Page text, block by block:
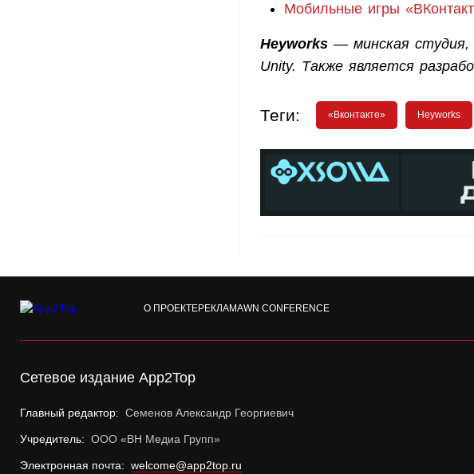
Мобильные игры
Heyworks — минская студия,
Unity. Также является
Теги: «Вконтакте» Heyworks
О ПРОЕКТЕРЕКЛАМАWN CONFERENCE
Сетевое издание App2Top
Главный редактор: Семенов Александр Георгиевич
Учредитель: ООО «ВН Медиа Групп»
Электронная почта: welcome@app2top.ru